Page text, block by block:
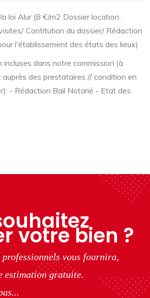
loi Alur (8 €/m2 Dossier location :
Contitution du dossier/ Rédaction
l'établissement des états des lieux)
dans notre commission (à
des prestataires // condition en
- Rédaction Bail Notarié - Etat des
votre bien ?
professionnels vous fournira,
estimation gratuite.